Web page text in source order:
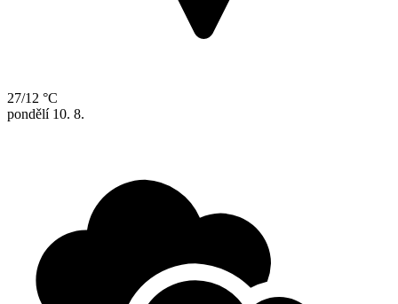
27/12 °C
pondělí 10. 8.